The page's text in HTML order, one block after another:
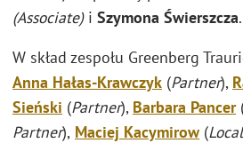
(Associate)i Szymona Świerszcza.
W skład zespołu Greenberg
Anna Hałas-Krawczyk (Partner),
Sieński (Partner), Barbara Pancer
Partner), Maciej Kacymirow (